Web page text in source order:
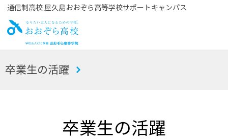
通信制高校 屋久島おおぞら高等学校サポートキャンパス
お
卒業生の活躍
卒業生の活躍